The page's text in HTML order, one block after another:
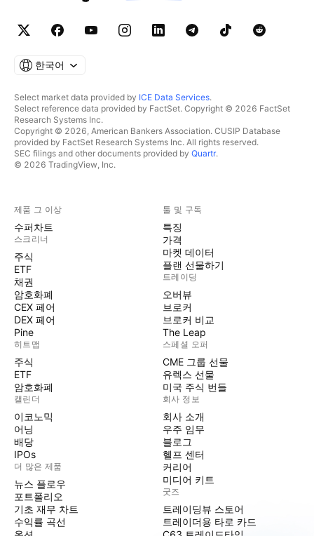
한국어
Select market data provided by ICE Data Services.
Select reference data provided by FactSet. Copyright © 2026 FactSet
Research Systems Inc.
Copyright © 2026, American Bankers Association. CUSIP Database
provided by FactSet Research Systems Inc. All rights reserved.
SEC filings and other documents provided by Quartr.
© 2026 TradingView, Inc.
제품 그 이상
수퍼차트
스크리너
주식
ETF
채권
암호화폐
CEX 페어
DEX 페어
Pine
히트맵
주식
ETF
암호화폐
캘린더
이코노믹
어닝
배당
IPOs
더 많은 제품
뉴스 플로우
포트폴리오
기초 재무 차트
수익률 곡선
툴 및 구독
특징
가격
마켓 데이터
플랜 선물하기
트레이딩
오버뷰
브로커
브로커 비교
The Leap
스페셜 오퍼
CME 그룹 선물
유렉스 선물
미국 주식 번들
회사 정보
회사 소개
우주 임무
블로그
헬프 센터
커리어
미디어 키트
굿즈
트레이딩뷰 스토어
트레이더용 타로 카드